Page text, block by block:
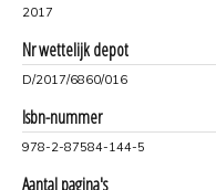
2017
Nr wettelijk depot
D/2017/6860/016
Isbn-nummer
978-2-87584-144-5
Aantal pagina's